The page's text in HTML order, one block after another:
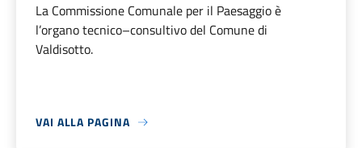
La Commissione Comunale per il Paesaggio è
l’organo tecnico–consultivo del Comune di
Valdisotto.
VAI ALLA PAGINA